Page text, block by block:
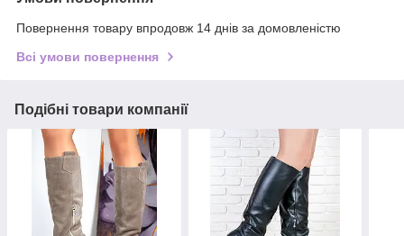
Повернення товару впродовж 14 днів за домовленістю
Всі умови повернення
Подібні товари компанії